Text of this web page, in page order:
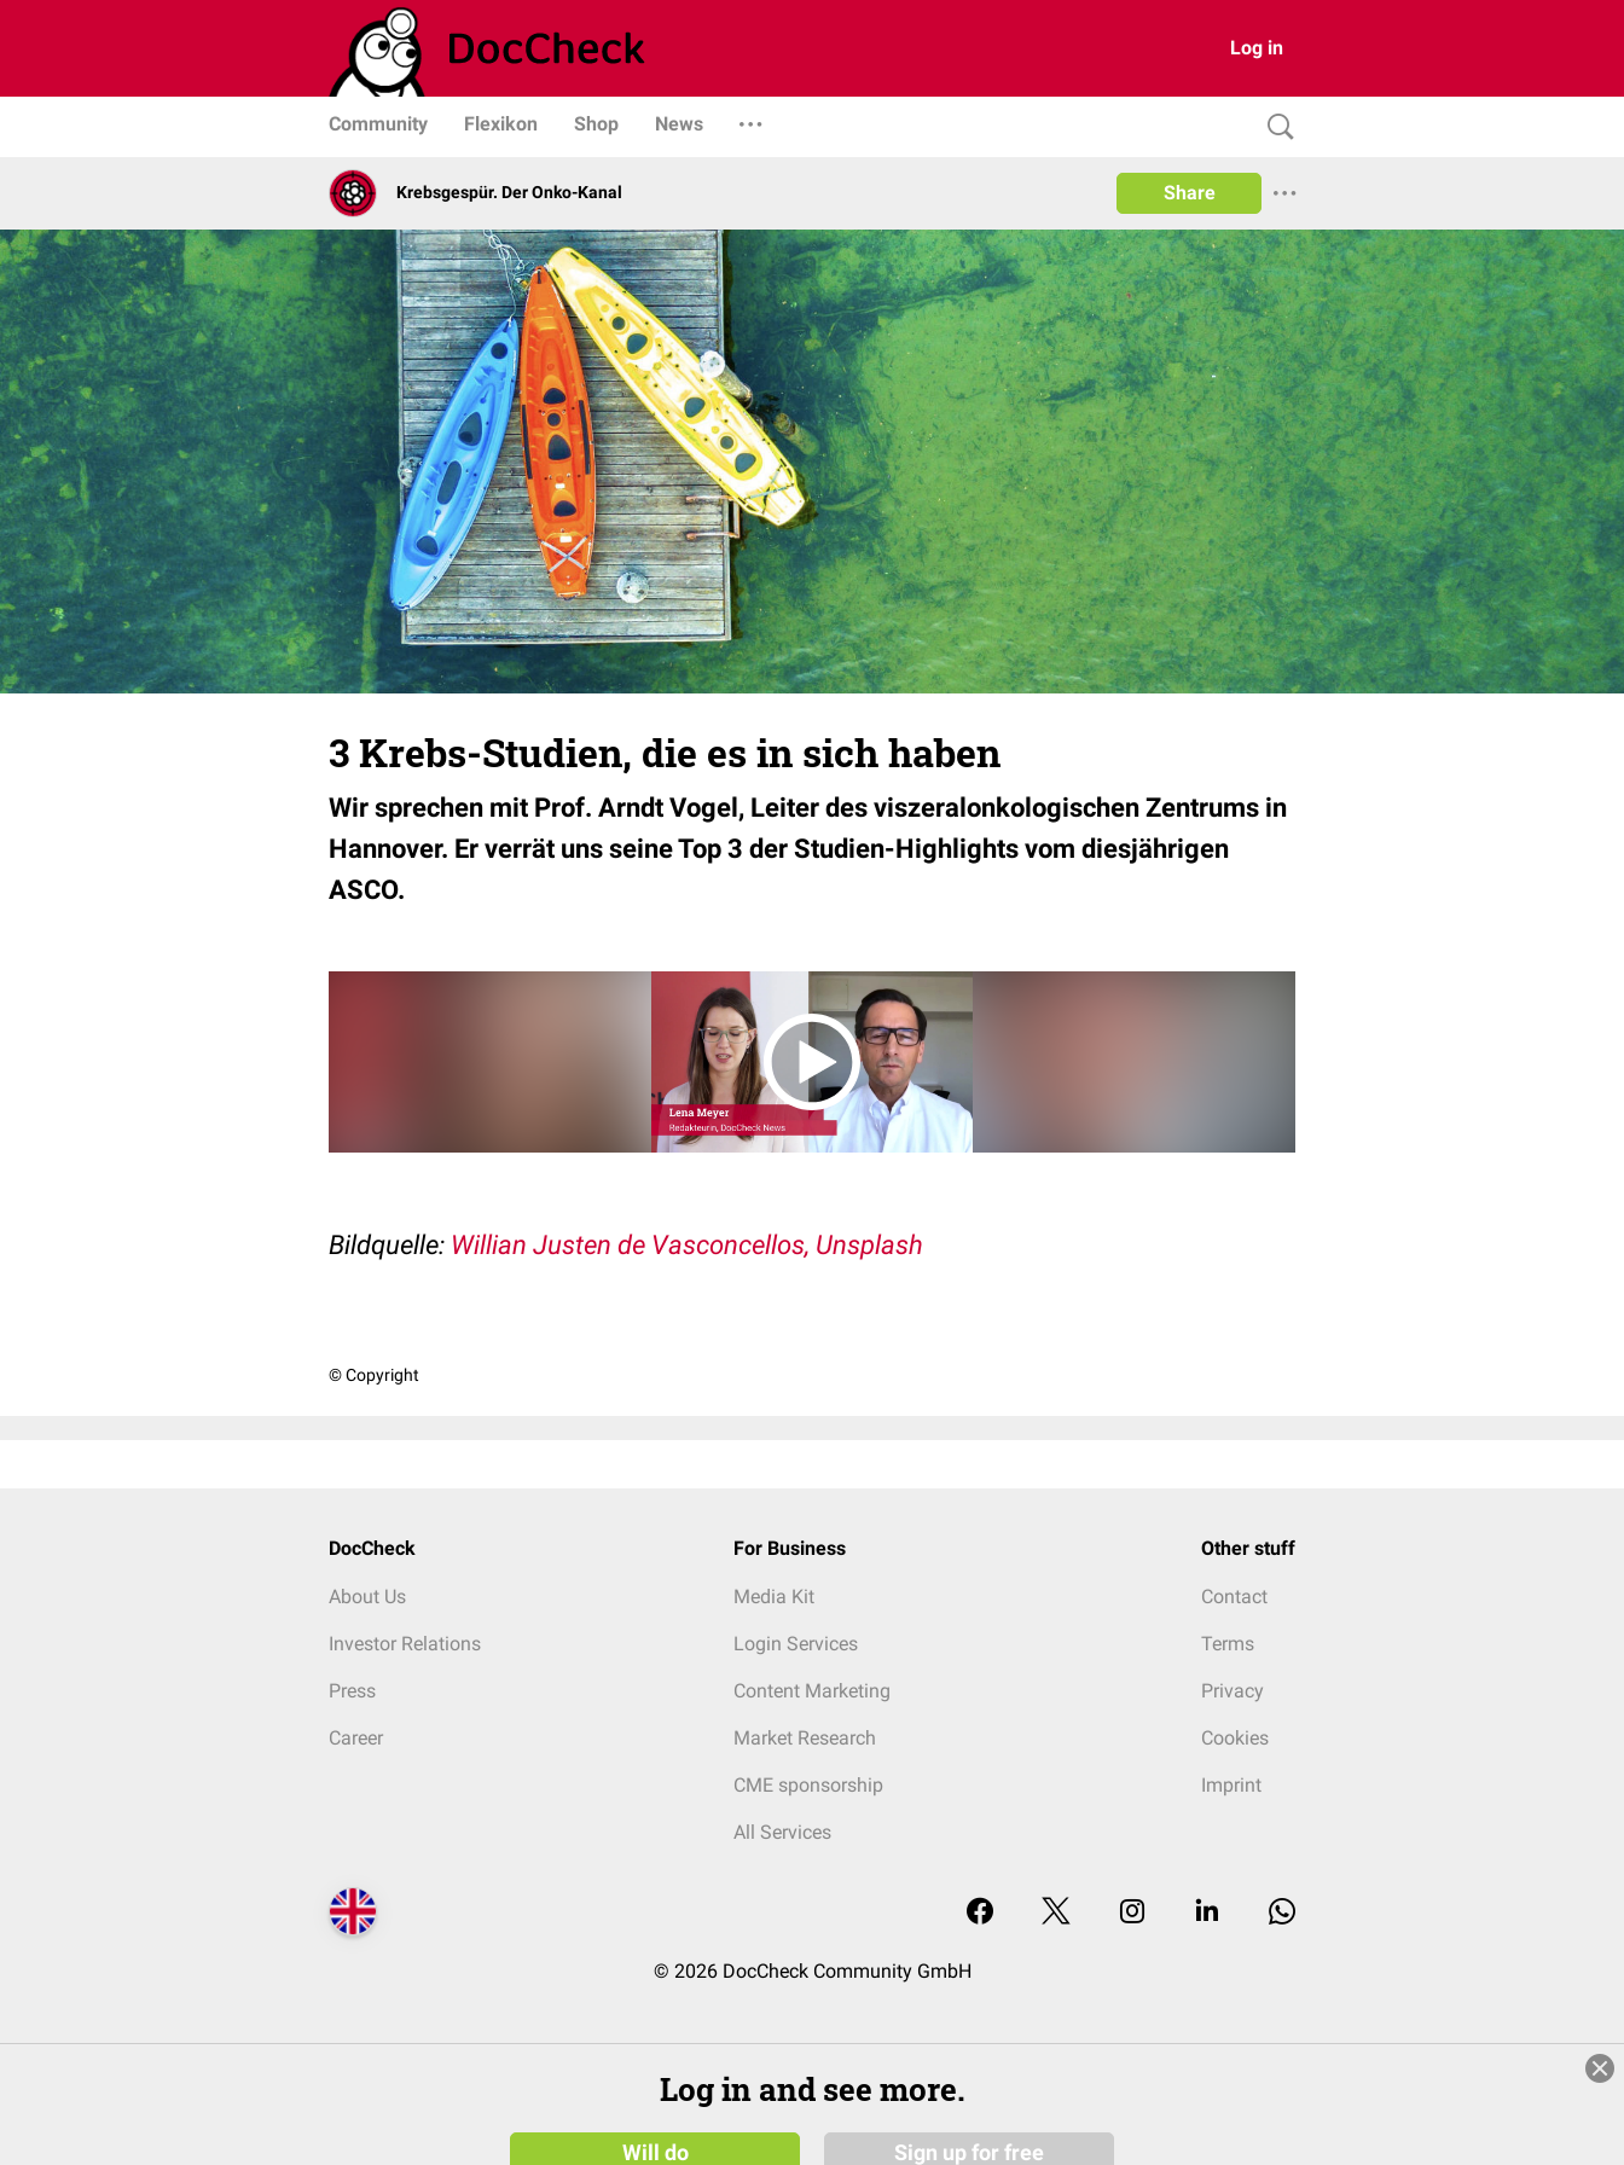
Log in
Community Flexikon Shop News
Krebsgespür. Der Onko-Kanal Share
3 Krebs-Studien, die es in sich haben
Wir sprechen mit Prof. Arndt Vogel, Leiter des viszeralonkologischen Zentrums in
Hannover. Er verrät uns seine Top 3 der Studien-Highlights vom diesjährigen
ASCO.
Bildquelle: Willian Justen de Vasconcellos, Unsplash
© Copyright
DocCheck
About Us
Investor Relations
Press
Career
For Business
Media Kit
Login Services
Content Marketing
Market Research
CME sponsorship
All Services
Other stuff
Contact
Terms
Privacy
Cookies
Imprint
© 2026 DocCheck Community GmbH
Log in and see more.
Will do Sign up for free